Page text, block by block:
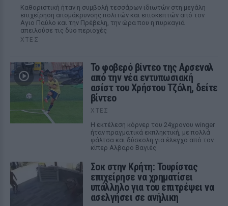
Καθοριστική ήταν η συμβολή τεσσάρων ιδιωτών στη μεγάλη
επιχείρηση απομάκρυνσης πολιτών και επισκεπτών από τον
Αγιο Παύλο και την Πρέβελη, την ώρα που η πυρκαγιά
απειλούσε τις δύο περιοχές
ΧΤΕΣ
Το φοβερό βίντεο της Αρσεναλ
από την νέα εντυπωσιακή
ασίστ του Χρήστου Τζόλη, δείτε
βίντεο
ΧΤΕΣ
Η εκτέλεση κόρνερ του 24χρονου winger
ήταν πραγματικά εκπληκτική, με πολλά
φάλτσα και δύσκολη για έλεγχο από τον
κίπερ Αλβαρο Βαγιές
Σοκ στην Κρήτη: Τουρίστας
επιχείρησε να χρηματίσει
υπάλληλο για του επιτρέψει να
ασελγήσει σε ανήλικη